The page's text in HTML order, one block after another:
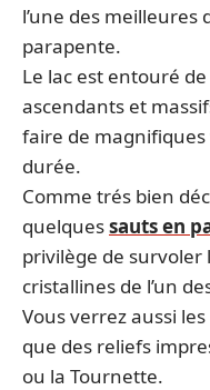
l’une des
parapente.
Le lac est entouré
ascendants et
faire de
durée.
Comme trés bien
quelquessauts en
privilège de
cristallines de l’un
Vous verrez aussi
que des reliefs
ou la Tournette.